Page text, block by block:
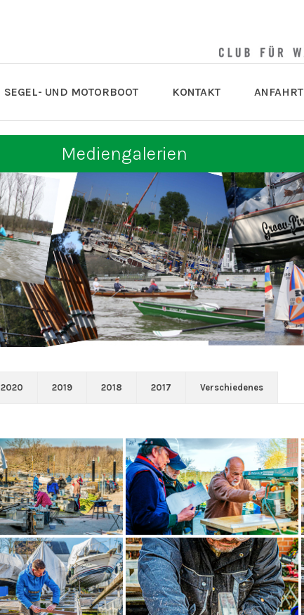
SEGEL- UND MOTORBOOT KONTAKT ANFAHRT
Mediengalerien
2020 2019 2018 2017 Verschiedenes